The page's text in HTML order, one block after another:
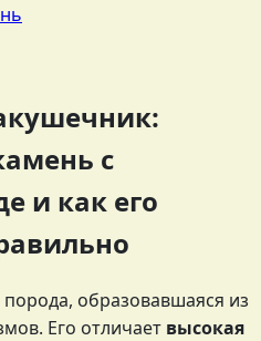
с
и как его
образовавшаяся из
Его отличает высокая